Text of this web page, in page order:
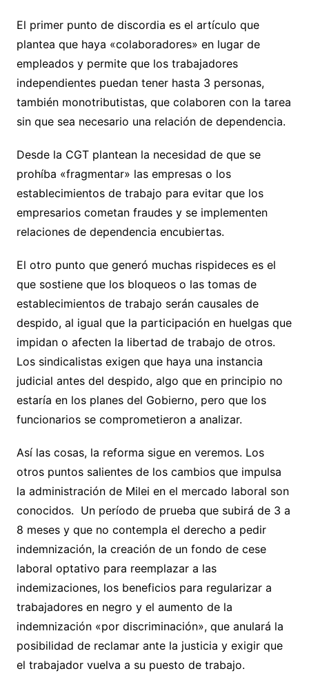
El primer punto de discordia es el artículo que
plantea que haya «colaboradores» en lugar de
empleados y permite que los trabajadores
independientes puedan tener hasta 3 personas,
también monotributistas, que colaboren con la tarea
sin que sea necesario una relación de dependencia.
Desde la CGT plantean la necesidad de que se
prohíba «fragmentar» las empresas o los
establecimientos de trabajo para evitar que los
empresarios cometan fraudes y se implementen
relaciones de dependencia encubiertas.
El otro punto que generó muchas rispideces es el
que sostiene que los bloqueos o las tomas de
establecimientos de trabajo serán causales de
despido, al igual que la participación en huelgas que
impidan o afecten la libertad de trabajo de otros.
Los sindicalistas exigen que haya una instancia
judicial antes del despido, algo que en principio no
estaría en los planes del Gobierno, pero que los
funcionarios se comprometieron a analizar.
Así las cosas, la reforma sigue en veremos. Los
otros puntos salientes de los cambios que impulsa
la administración de Milei en el mercado laboral son
conocidos. Un período de prueba que subirá de 3 a
8 meses y que no contempla el derecho a pedir
indemnización, la creación de un fondo de cese
laboral optativo para reemplazar a las
indemizaciones, los beneficios para regularizar a
trabajadores en negro y el aumento de la
indemnización «por discriminación», que anulará la
posibilidad de reclamar ante la justicia y exigir que
el trabajador vuelva a su puesto de trabajo.